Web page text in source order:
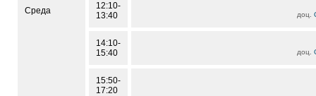
Среда
12:10-
13:40
доц.
14:10-
15:40
доц.
15:50-
17:20